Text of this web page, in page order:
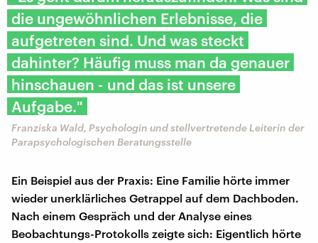
die ungewöhnlichen Erlebnisse, die
aufgetreten sind. Und was steckt
dahinter? Häufig muss man da genauer
hinschauen - und das ist unsere
Aufgabe."
Franziska Wald, Psychologin und stellvertretende Leiterin der
Parapsychologischen Beratungsstelle
Ein Beispiel aus der Praxis: Eine Familie hörte immer
wieder unerklärliches Getrappel auf dem Dachboden.
Nach einem Gespräch und der Analyse eines
Beobachtungs-Protokolls zeigte sich: Eigentlich hörte